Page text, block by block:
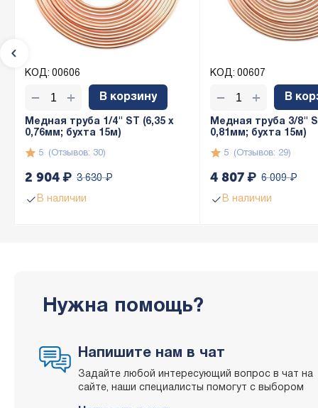
КОД: 00606
Медная труба 1/4" ST (6,35 х
0,76мм; бухта 15м)
(Отзывов: 30)
5
В наличии
3 630 ₽
2 904₽
В корзину
+
−
КОД: 00607
Медная труба 3/8"
0,81мм; бухта 15м)
(Отзывов: 29)
5
В наличии
6 009 ₽
4 807₽
В
+
−
Нужна помощь?
Напишите нам в чат
Задайте любой интересующий вопрос в чат на
сайте, наши специалисты помогут с выбором